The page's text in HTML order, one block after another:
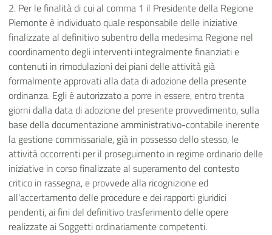
2. Per le finalità di cui al comma 1 il Presidente della Regione
Piemonte è individuato quale responsabile delle iniziative
finalizzate al definitivo subentro della medesima Regione nel
coordinamento degli interventi integralmente finanziati e
contenuti in rimodulazioni dei piani delle attività già
formalmente approvati alla data di adozione della presente
ordinanza. Egli è autorizzato a porre in essere, entro trenta
giorni dalla data di adozione del presente provvedimento, sulla
base della documentazione amministrativo-contabile inerente
la gestione commissariale, già in possesso dello stesso, le
attività occorrenti per il proseguimento in regime ordinario delle
iniziative in corso finalizzate al superamento del contesto
critico in rassegna, e provvede alla ricognizione ed
all'accertamento delle procedure e dei rapporti giuridici
pendenti, ai fini del definitivo trasferimento delle opere
realizzate ai Soggetti ordinariamente competenti.